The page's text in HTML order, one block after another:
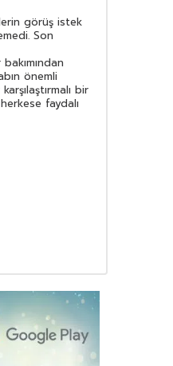
görüş istek
Son
önemli
bir
faydalı